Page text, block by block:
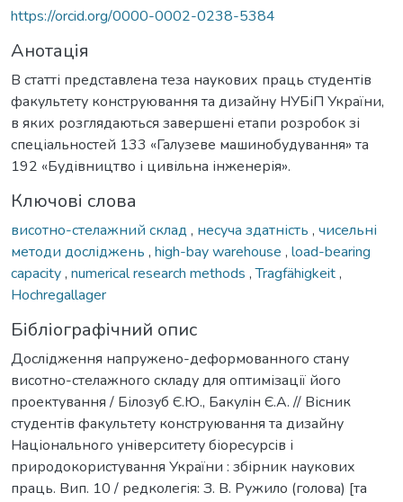
https://orcid.org/0000-0002-0238-5384
Анотація
В статті представлена теза наукових праць студентів
факультету конструювання та дизайну НУБіП України,
в яких розглядаються завершені етапи розробок зі
спеціальностей 133 «Галузеве машинобудування» та
192 «Будівництво і цивільна інженерія».
Ключові слова
висотно-стелажний склад , несуча здатність , чисельні
методи досліджень , high-bay warehouse , load-bearing
capacity, numerical research methods ,Tragfähigkeit,
Hochregallager
Бібліографічний опис
Дослідження напружено-деформованного стану
висотно-стелажного складу для оптимізації його
проектування / Білозуб Є.Ю., Бакулін Є.А. // Вісник
студентів факультету конструювання та дизайну
Національного університету біоресурсів і
природокористування України : збірник наукових
праць. Вип. 10 / редколегія: З. В. Ружило (голова) [та